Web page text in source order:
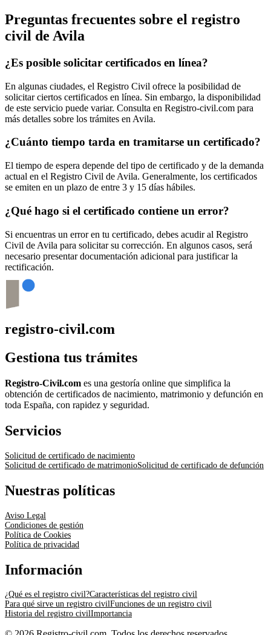
Preguntas frecuentes sobre el registro
civil de Avila
¿Es posible solicitar certificados en línea?
En algunas ciudades, el Registro Civil ofrece la posibilidad de
solicitar ciertos certificados en línea. Sin embargo, la disponibilidad
de este servicio puede variar. Consulta en Registro-civil.com para
más detalles sobre los trámites en Avila.
¿Cuánto tiempo tarda en tramitarse un certificado?
El tiempo de espera depende del tipo de certificado y de la demanda
actual en el Registro Civil de Avila. Generalmente, los certificados
se emiten en un plazo de entre 3 y 15 días hábiles.
¿Qué hago si el certificado contiene un error?
Si encuentras un error en tu certificado, debes acudir al Registro
Civil de Avila para solicitar su corrección. En algunos casos, será
necesario presentar documentación adicional para justificar la
rectificación.
registro-civil.com
Gestiona tus trámites
Registro-Civil.com es una gestoría online que simplifica la
obtención de certificados de nacimiento, matrimonio y defunción en
toda España, con rapidez y seguridad.
Servicios
Solicitud de certificado de nacimiento
Solicitud de certificado de matrimonioSolicitud de certificado de defunción
Nuestras políticas
Aviso Legal
Condiciones de gestión
Política de Cookies
Política de privacidad
Información
¿Qué es el registro civil?Características del registro civil
Para qué sirve un registro civilFunciones de un registro civil
Historia del registro civilImportancia